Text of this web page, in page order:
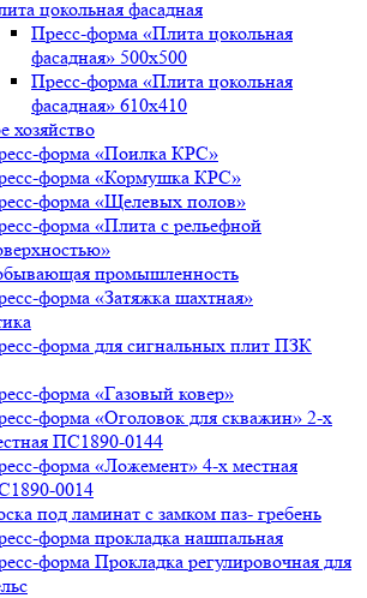
цокольная фасадная
Пресс-форма «Плита цокольная
фасадная» 500х500
Пресс-форма «Плита цокольная
фасадная» 610х410
хозяйство
форма «Поилка КРС»
форма «Кормушка КРС»
форма «Щелевых полов»
форма «Плита с рельефной
промышленность
форма «Затяжка шахтная»
форма для сигнальных плит ПЗК
форма «Газовый ковер»
форма «Оголовок для скважин» 2-х
ПС1890-0144
форма «Ложемент» 4-х местная
0014
под ламинат с замком паз- гребень
форма прокладка нашпальная
форма Прокладка регулировочная для